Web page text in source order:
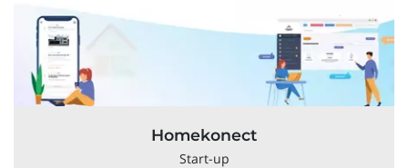
Homekonect
Start-up